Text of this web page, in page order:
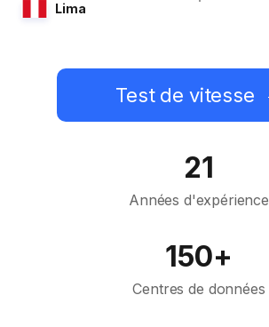
Lima
Test de vitesse
21
Années d'expérience
150+
Centres de données